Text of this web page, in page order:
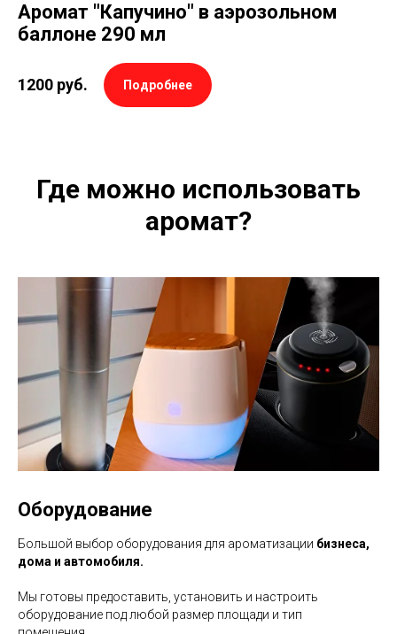
Аромат "Капучино" в аэрозольном
баллоне 290 мл
1200 руб. Подробнее
Где можно использовать
аромат?
Оборудование
Большой выбор оборудования для ароматизации бизнеса,
дома и автомобиля.
Мы готовы предоставить, установить и настроить
оборудование под любой размер площади и тип